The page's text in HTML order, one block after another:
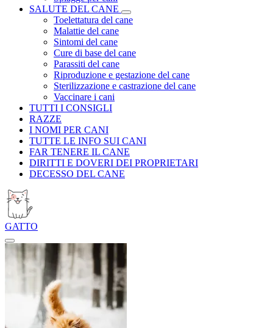
SALUTE DEL CANE
Toelettatura del cane
Malattie del cane
Sintomi del cane
Cure di base del cane
Parassiti del cane
Riproduzione e gestazione del cane
Sterilizzazione e castrazione del cane
Vaccinare i cani
TUTTI I CONSIGLI
RAZZE
I NOMI PER CANI
TUTTE LE INFO SUI CANI
FAR TENERE IL CANE
DIRITTI E DOVERI DEI PROPRIETARI
DECESSO DEL CANE
GATTO